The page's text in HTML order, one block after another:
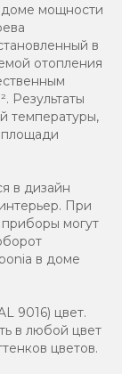
доме мощности
в
отопления
Результаты
температуры,
площади
в дизайн
При
могут
в доме
9016) цвет.
в любой цвет
цветов.